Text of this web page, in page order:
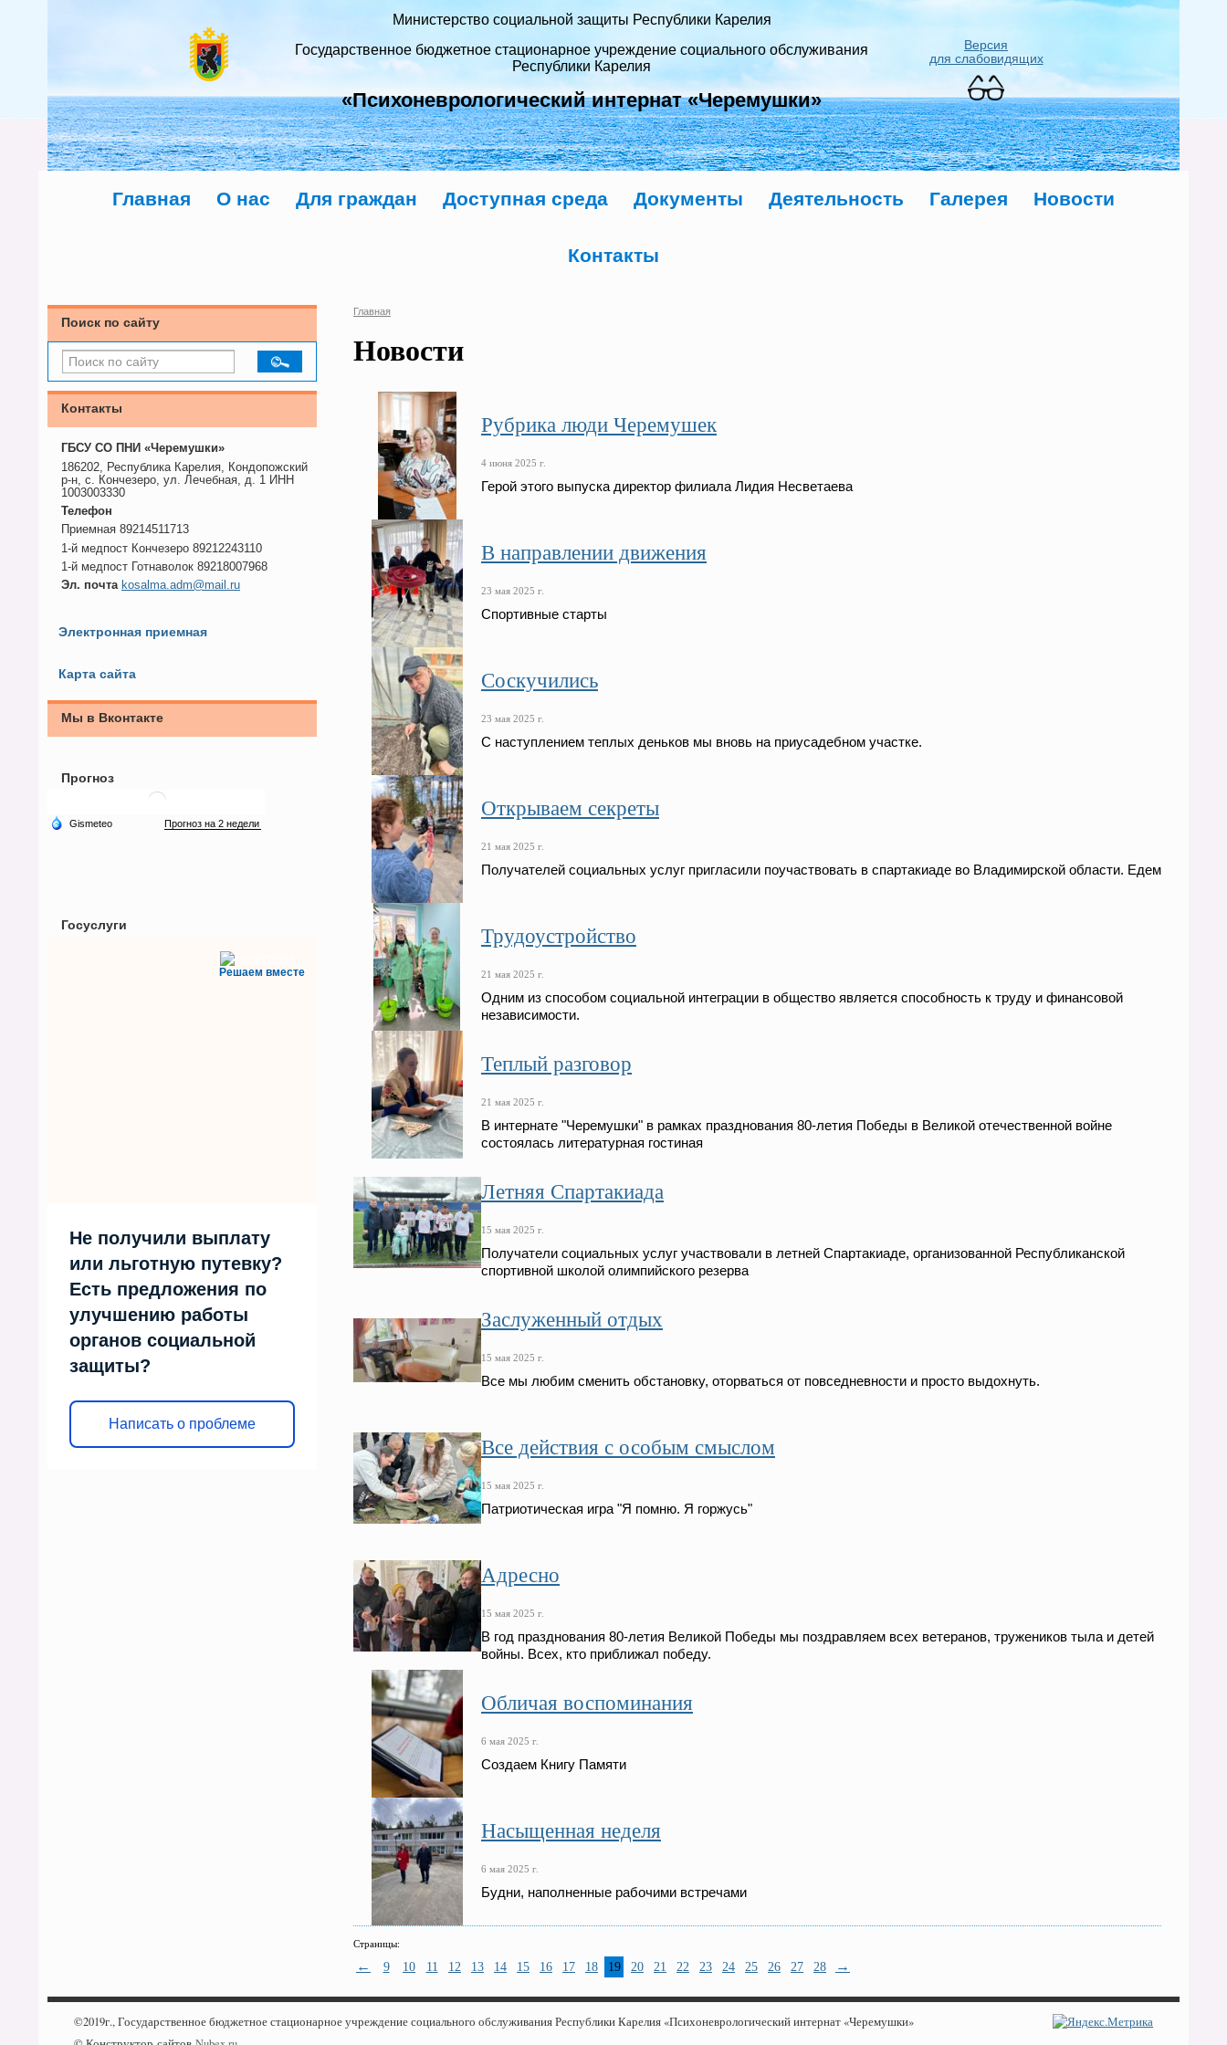
Министерство социальной защиты Республики Карелия
Государственное бюджетное стационарное учреждение социального обслуживания
Республики Карелия
«Психоневрологический интернат «Черемушки»
Версия
для слабовидящих
Главная О нас Для граждан Доступная среда Документы Деятельность Галерея Новости
Контакты
Поиск по сайту
Контакты
ГБСУ СО ПНИ «Черемушки»
186202, Республика Карелия, Кондопожский
р-н, с. Кончезеро, ул. Лечебная, д. 1 ИНН
1003003330
Телефон
Приемная 89214511713
1-й медпост Кончезеро 89212243110
1-й медпост Готнаволок 89218007968
Эл. почта kosalma.adm@mail.ru
Электронная приемная
Карта сайта
Мы в Вконтакте
Прогноз
Госуслуги
Решаем вместе
Не получили выплату
или льготную путевку?
Есть предложения по
улучшению работы
органов социальной
защиты?
Написать о проблеме
Главная
Новости
Рубрика люди Черемушек
4 июня 2025 г.
Герой этого выпуска директор филиала Лидия Несветаева
В направлении движения
23 мая 2025 г.
Спортивные старты
Соскучились
23 мая 2025 г.
С наступлением теплых деньков мы вновь на приусадебном участке.
Открываем секреты
21 мая 2025 г.
Получателей социальных услуг пригласили поучаствовать в спартакиаде во Владимирской области. Едем
Трудоустройство
21 мая 2025 г.
Одним из способом социальной интеграции в общество является способность к труду и финансовой
независимости.
Теплый разговор
21 мая 2025 г.
В интернате "Черемушки" в рамках празднования 80-летия Победы в Великой отечественной войне
состоялась литературная гостиная
Летняя Спартакиада
15 мая 2025 г.
Получатели социальных услуг участвовали в летней Спартакиаде, организованной Республиканской
спортивной школой олимпийского резерва
Заслуженный отдых
15 мая 2025 г.
Все мы любим сменить обстановку, оторваться от повседневности и просто выдохнуть.
Все действия с особым смыслом
15 мая 2025 г.
Патриотическая игра "Я помню. Я горжусь"
Адресно
15 мая 2025 г.
В год празднования 80-летия Великой Победы мы поздравляем всех ветеранов, тружеников тыла и детей
войны. Всех, кто приближал победу.
Обличая воспоминания
6 мая 2025 г.
Создаем Книгу Памяти
Насыщенная неделя
6 мая 2025 г.
Будни, наполненные рабочими встречами
Страницы:
← 9 10 11 12 13 14 15 16 17 18 19 20 21 22 23 24 25 26 27 28 →
©2019г., Государственное бюджетное стационарное учреждение социального обслуживания Республики Карелия «Психоневрологический интернат «Черемушки»